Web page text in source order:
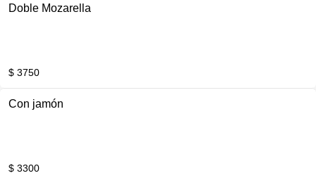
Doble Mozarella
$ 3750
Con jamón
$ 3300